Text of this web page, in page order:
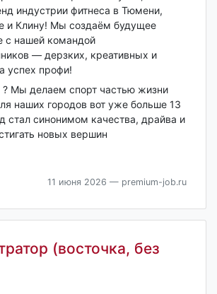
индустрии фитнеса в Тюмени,
и Клину! Мы создаём будущее
с нашей командой
— дерзких, креативных и
успех профи!
? Мы делаем спорт частью жизни
наших городов вот уже больше 13
стал синонимом качества, драйва и
новых вершин
11 июня 2026 — premium-job.ru
(восточка, без